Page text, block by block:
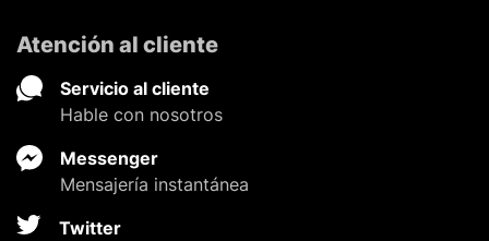
Atención al cliente
Servicio al cliente
Hable con nosotros
Messenger
Mensajería instantánea
Twitter